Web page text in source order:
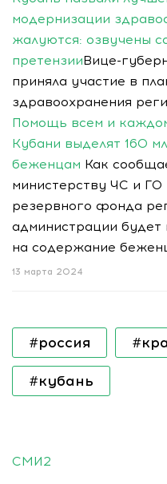
модернизации
жалуются: озвучены
претензииВице-
приняла участие в
здравоохранения
Помощь всем и
Кубани выделят 160
беженцам Как
министерству ЧС и ГО
резервного фонда
администрации будет
на содержание
13 марта 2024
#россия
#кубань
СМИ2